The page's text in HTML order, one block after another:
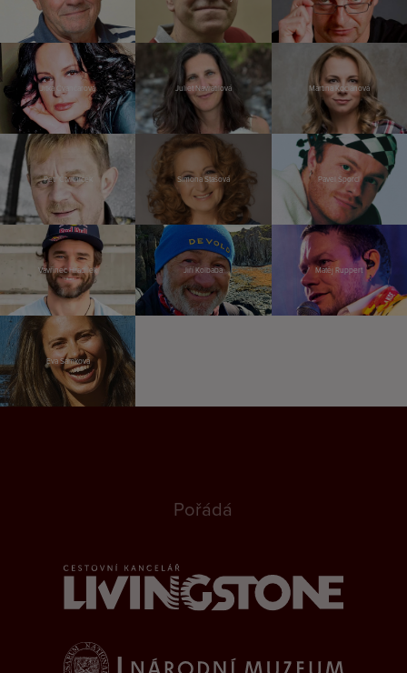
Jitka Čvančarová Juliet Navrátilová Martina Kociánová
Petr Čtvrtníček Simona Stašová Pavel Šporcl
Vavřinec Hradilek Jiří Kolbaba Matěj Ruppert
Eva Samková
Pořádá